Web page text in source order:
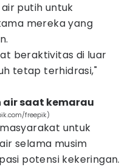
putih untuk
mereka yang
beraktivitas di luar
tetap terhidrasi,"
air saat kemarau
freepik)
untuk
selama musim
potensi kekeringan.